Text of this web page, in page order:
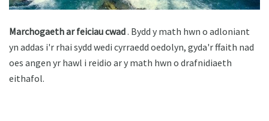
Marchogaeth ar feiciau cwad. Bydd y math hwn o adloniant
yn addas i'r rhai sydd wedi cyrraedd oedolyn, gyda'r ffaith nad
oes angen yr hawl i reidio ar y math hwn o drafnidiaeth
eithafol.